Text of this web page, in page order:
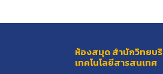
ห้องสมุด สำนักวิทยบริ
เทคโนโลยีสารสนเทศ